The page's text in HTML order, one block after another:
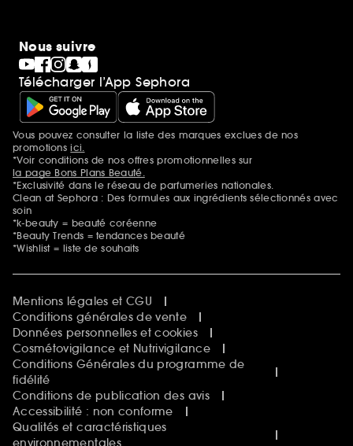
Nous suivre
Télécharger l’App Sephora
Mentions additionnelles
Vous pouvez consulter la liste des marques exclues de nos
promotionsici.
*Voir conditions de nos offres promotionnelles sur
la page Bons Plans Beauté.
*Exclusivité dans le réseau de parfumeries nationales.
Clean at Sephora : Des formules aux ingrédients sélectionnés avec
soin
*k-beauty = beauté coréenne
*Beauty Trends = tendances beauté
*Wishlist = liste de souhaits
Mentions légales et CGU
Conditions générales de vente
Données personnelles et cookies
Cosmétovigilance et Nutrivigilance
Conditions Générales du programme de
fidélité
Conditions de publication des avis
Accessibilité : non conforme
Qualités et caractéristiques
environnementales